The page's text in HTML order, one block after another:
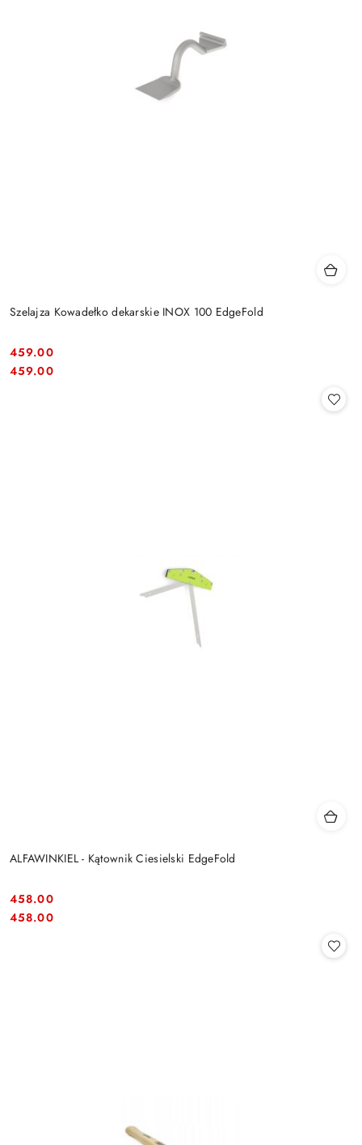
Szelajza Kowadełko dekarskie INOX 100 EdgeFold
Cena:
459.00
Cena:
459.00
ALFAWINKIEL - Kątownik Ciesielski EdgeFold
Cena:
458.00
Cena:
458.00